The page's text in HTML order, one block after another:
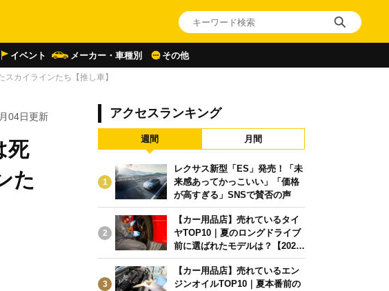
イベント メーカー・車種別 その他
カイラインたち【推し車】
04日更新
死
た
アクセスランキング
週間 月間
1
レクサス新型「ES」発売！「未
来感あってかっこいい」「価格
が高すぎる」SNSで賛否の声
2
【カー用品店】売れているタイ
ヤTOP10｜夏のロングドライブ
前に選ばれたモデルは？【2026
年6月版】
3
【カー用品店】売れているエン
ジンオイルTOP10｜夏本番前の